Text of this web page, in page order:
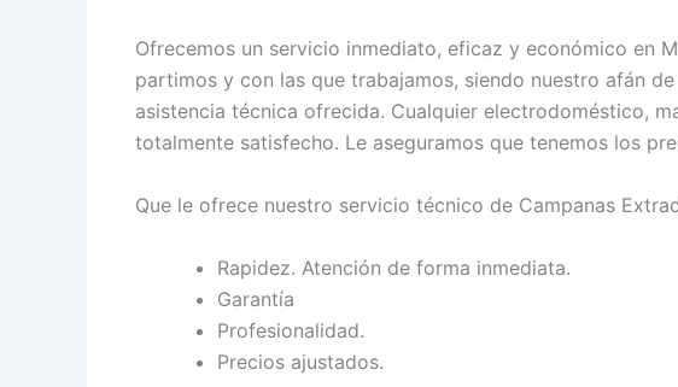
Ofrecemos un servicio inmediato, eficaz y económico en
partimos y con las que trabajamos, siendo nuestro afán
asistencia técnica ofrecida. Cualquier electrodoméstico,
totalmente satisfecho. Le aseguramos que tenemos los
Que le ofrece nuestro servicio técnico de Campanas
Rapidez. Atención de forma inmediata.
Garantía
Profesionalidad.
Precios ajustados.